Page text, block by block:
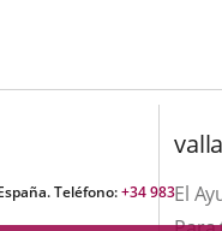
Teléfono:+34 983El